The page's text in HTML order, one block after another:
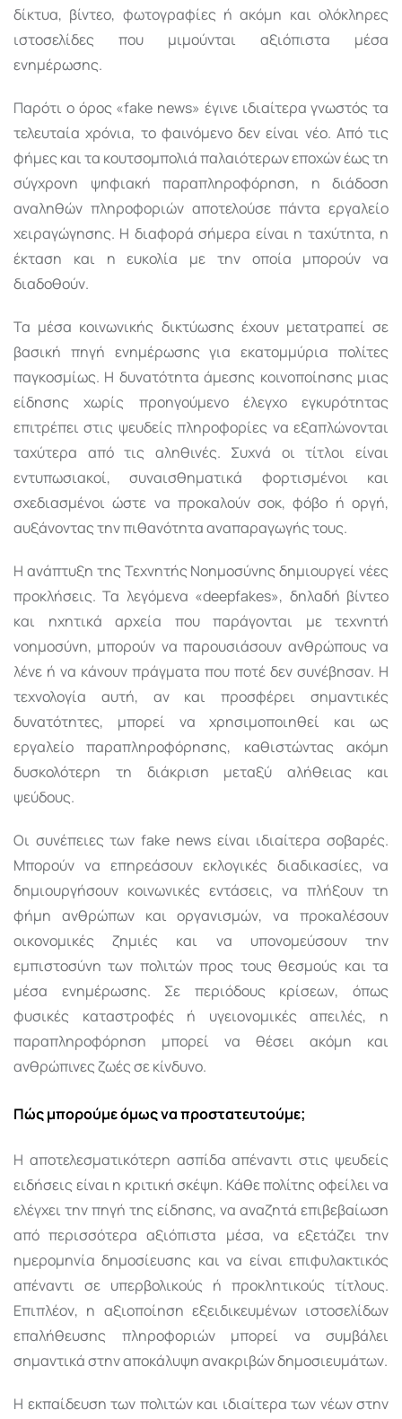
δίκτυα, βίντεο, φωτογραφίες ή ακόμη και ολόκληρες
ιστοσελίδες που μιμούνται αξιόπιστα μέσα
ενημέρωσης.
Παρότι ο όρος «fake news» έγινε ιδιαίτερα γνωστός τα
τελευταία χρόνια, το φαινόμενο δεν είναι νέο. Από τις
φήμες και τα κουτσομπολιά παλαιότερων εποχών έως τη
σύγχρονη ψηφιακή παραπληροφόρηση, η διάδοση
αναληθών πληροφοριών αποτελούσε πάντα εργαλείο
χειραγώγησης. Η διαφορά σήμερα είναι η ταχύτητα, η
έκταση και η ευκολία με την οποία μπορούν να
διαδοθούν.
Τα μέσα κοινωνικής δικτύωσης έχουν μετατραπεί σε
βασική πηγή ενημέρωσης για εκατομμύρια πολίτες
παγκοσμίως. Η δυνατότητα άμεσης κοινοποίησης μιας
είδησης χωρίς προηγούμενο έλεγχο εγκυρότητας
επιτρέπει στις ψευδείς πληροφορίες να εξαπλώνονται
ταχύτερα από τις αληθινές. Συχνά οι τίτλοι είναι
εντυπωσιακοί, συναισθηματικά φορτισμένοι και
σχεδιασμένοι ώστε να προκαλούν σοκ, φόβο ή οργή,
αυξάνοντας την πιθανότητα αναπαραγωγής τους.
Η ανάπτυξη της Τεχνητής Νοημοσύνης δημιουργεί νέες
προκλήσεις. Τα λεγόμενα «deepfakes», δηλαδή βίντεο
και ηχητικά αρχεία που παράγονται με τεχνητή
νοημοσύνη, μπορούν να παρουσιάσουν ανθρώπους να
λένε ή να κάνουν πράγματα που ποτέ δεν συνέβησαν. Η
τεχνολογία αυτή, αν και προσφέρει σημαντικές
δυνατότητες, μπορεί να χρησιμοποιηθεί και ως
εργαλείο παραπληροφόρησης, καθιστώντας ακόμη
δυσκολότερη τη διάκριση μεταξύ αλήθειας και
ψεύδους.
Οι συνέπειες των fake news είναι ιδιαίτερα σοβαρές.
Μπορούν να επηρεάσουν εκλογικές διαδικασίες, να
δημιουργήσουν κοινωνικές εντάσεις, να πλήξουν τη
φήμη ανθρώπων και οργανισμών, να προκαλέσουν
οικονομικές ζημιές και να υπονομεύσουν την
εμπιστοσύνη των πολιτών προς τους θεσμούς και τα
μέσα ενημέρωσης. Σε περιόδους κρίσεων, όπως
φυσικές καταστροφές ή υγειονομικές απειλές, η
παραπληροφόρηση μπορεί να θέσει ακόμη και
ανθρώπινες ζωές σε κίνδυνο.
Πώς μπορούμε όμως να προστατευτούμε;
Η αποτελεσματικότερη ασπίδα απέναντι στις ψευδείς
ειδήσεις είναι η κριτική σκέψη. Κάθε πολίτης οφείλει να
ελέγχει την πηγή της είδησης, να αναζητά επιβεβαίωση
από περισσότερα αξιόπιστα μέσα, να εξετάζει την
ημερομηνία δημοσίευσης και να είναι επιφυλακτικός
απέναντι σε υπερβολικούς ή προκλητικούς τίτλους.
Επιπλέον, η αξιοποίηση εξειδικευμένων ιστοσελίδων
επαλήθευσης πληροφοριών μπορεί να συμβάλει
σημαντικά στην αποκάλυψη ανακριβών δημοσιευμάτων.
Η εκπαίδευση των πολιτών και ιδιαίτερα των νέων στην